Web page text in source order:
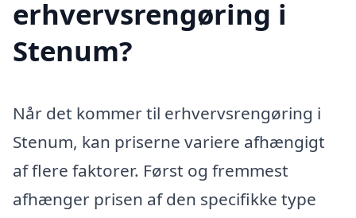
erhvervsrengøring i
Stenum?
Når det kommer til erhvervsrengøring i
Stenum, kan priserne variere afhængigt
af flere faktorer. Først og fremmest
afhænger prisen af den specifikke type